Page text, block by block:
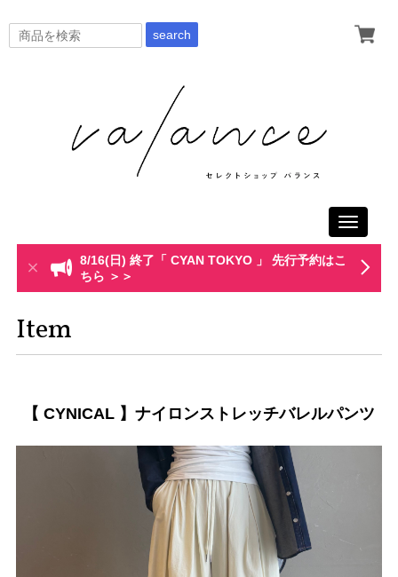
search
Toggle
8/16(日) 終了「 CYAN TOKYO 」 先行予約はこ
ちら ＞＞
Item
【 CYNICAL 】ナイロンストレッチバレルパンツ